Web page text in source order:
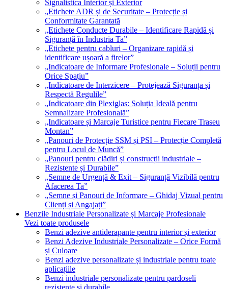
Signalistica Interior și Exterior
„Etichete ADR și de Securitate – Protecție și
Conformitate Garantată
„Etichete Conducte Durabile – Identificare Rapidă și
Siguranță în Industria Ta”
„Etichete pentru cabluri – Organizare rapidă și
identificare ușoară a firelor”
„Indicatoare de Informare Profesionale – Soluții pentru
Orice Spațiu”
„Indicatoare de Interzicere – Protejează Siguranța și
Respectă Regulile”
„Indicatoare din Plexiglas: Soluția Ideală pentru
Semnalizare Profesională”
„Indicatoare și Marcaje Turistice pentru Fiecare Traseu
Montan”
„Panouri de Protecție SSM și PSI – Protecție Completă
pentru Locul de Muncă”
„Panouri pentru clădiri și construcții industriale –
Rezistente și Durabile”
„Semne de Urgență & Exit – Siguranță Vizibilă pentru
Afacerea Ta”
„Semne și Panouri de Informare – Ghidaj Vizual pentru
Clienți și Angajați”
Benzile Industriale Personalizate și Marcaje Profesionale
Vezi toate produsele
Benzi adezive antiderapante pentru interior și exterior
Benzi Adezive Industriale Personalizate – Orice Formă
și Culoare
Benzi adezive personalizate și industriale pentru toate
aplicațiile
Benzi industriale personalizate pentru pardoseli
rezistente și durabile